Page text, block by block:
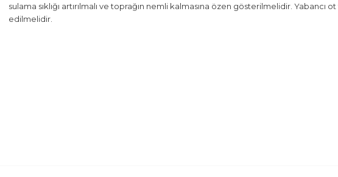
sulama sıklığı artırılmalı ve toprağın nemli kalmasına özen gösterilmelidir. Yabancı
edilmelidir.